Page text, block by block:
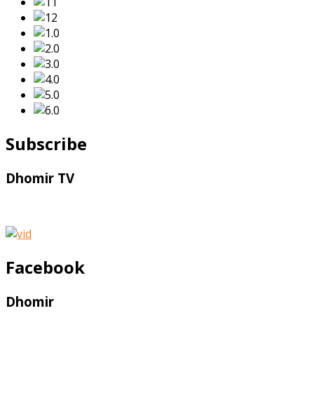
Subscribe
Dhomir TV
Facebook
Dhomir